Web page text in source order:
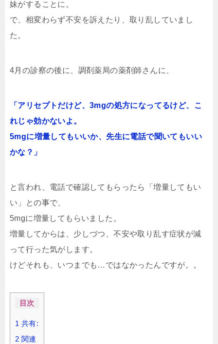
妹がすることに。
で、相変わらず不安を訴えたり、取り乱していまし
た。
4月の診察の後に、調剤薬局の薬剤師さんに、
「アリセプトだけど、3mgの処方になってるけど、こ
れじゃ効かないよ。
5mgに増量してもいいか、先生に電話で聞いてもいい
かな？」
と言われ、電話で確認してもらったら「増量してもい
い」との事で、
5mgに増量してもらいました。
増量してからは、少しづつ、不安や取り乱す症状が減
って行った気がします。
けどそれも、いつまでも…ではなかったんですが。。
目次
1 共有:
2 関連